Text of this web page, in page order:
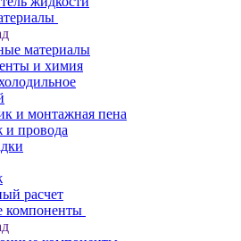
материалы
и химия
и монтажная пена
и провода
расчет
компоненты